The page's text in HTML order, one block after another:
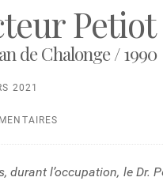
Petiot
de Chalonge / 1990
2021
durant l’occupation, le Dr.